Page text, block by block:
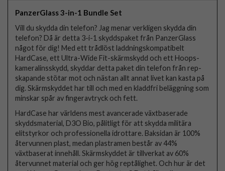
PanzerGlass 3-in-1 Bundle Set
Vill du skydda din telefon? Jag menar verkligen skydda din
telefon? Då är detta 3-i-1 skyddspaket från PanzerGlass
något för dig! Med ett trådlöst laddningskompatibelt
HardCase, ett Ultra-Wide Fit-skärmskydd och ett Hoops-
kameralinsskydd, skyddar detta paket din telefon från rep-
skapande stötar mot och nästan allt annat livet kan kasta på
dig. Skärmskyddet har till och med en kladdfri beläggning som
minskar spår av fingeravtryck och fett.
HardCase har världens mest avancerade växtbaserade
skyddsmaterial, D3O Bio, pålitligt för att skydda militära
elitstyrkor och professionella idrottare. Baksidan är 100%
återvunnen plast, medan plastramen består av 44%
växtbaserat innehåll. Skärmskyddet är tillverkat av 60%
återvunnet material och ger hög reptålighet. Och hur är det